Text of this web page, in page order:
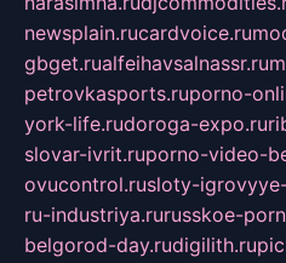
newsplain.rucardvoice.ru
gbget.rualfeihavsalnassr.ru
petrovkasports.ruporno-
york-life.rudoroga-expo.ru
slovar-ivrit.ruporno-video-
ovucontrol.rusloty-
ru-industriya.rurusskoe-
belgorod-day.rudigilith.ru